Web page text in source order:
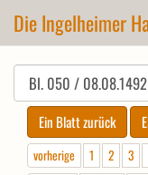
Die Ingelheimer
vorherige 1 2 3